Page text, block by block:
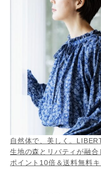
自然体で、美しく。
生地の森とリバティが融
ポイント10倍＆送料無料